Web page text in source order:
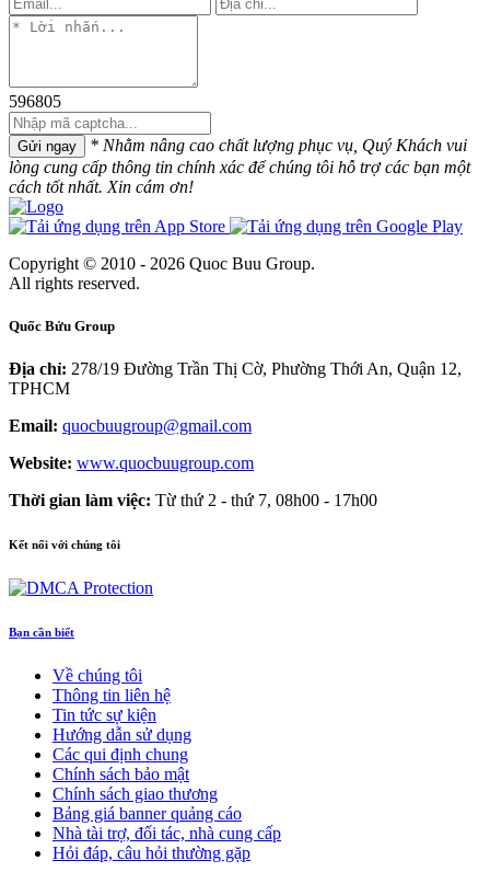
596805
Gửi ngay
* Nhằm nâng cao chất lượng phục vụ, Quý Khách vui
lòng cung cấp thông tin chính xác để chúng tôi hỗ trợ các bạn một
cách tốt nhất. Xin cám ơn!
Copyright © 2010 - 2026 Quoc Buu Group.
All rights reserved.
Quốc Bửu Group
Địa chỉ: 278/19 Đường Trần Thị Cờ, Phường Thới An, Quận 12,
TPHCM
Email: quocbuugroup@gmail.com
Website: www.quocbuugroup.com
Thời gian làm việc: Từ thứ 2 - thứ 7, 08h00 - 17h00
Kết nối với chúng tôi
Bạn cần biết
Về chúng tôi
Thông tin liên hệ
Tin tức sự kiện
Hướng dẫn sử dụng
Các qui định chung
Chính sách bảo mật
Chính sách giao thương
Bảng giá banner quảng cáo
Nhà tài trợ, đối tác, nhà cung cấp
Hỏi đáp, câu hỏi thường gặp